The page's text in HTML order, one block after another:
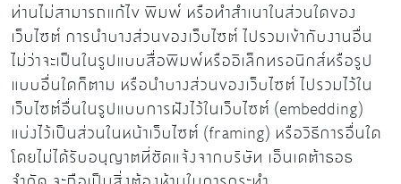
ท่านไม่สามารถแก้ไข พิมพ์ หรือทำสำเนาในส่วนใดของ
เว็บไซต์ การนำบางส่วนของเว็บไซต์ ไปรวมเข้ากับงานอื่น
ไม่ว่าจะเป็นในรูปแบบสื่อพิมพ์หรืออิเล็กทรอนิกส์หรือรูป
แบบอื่นใดก็ตาม หรือนำบางส่วนของเว็บไซต์ ไปรวมไว้ใน
เว็บไซต์อื่นในรูปแบบการฝังไว้ในเว็บไซต์ (embedding)
แบ่งไว้เป็นส่วนในหน้าเว็บไซต์ (framing) หรือวิธีการอื่นใด
โดยไม่ได้รับอนุญาตที่ชัดแจ้งจากบริษัท เอ็นเดต้าธอธ